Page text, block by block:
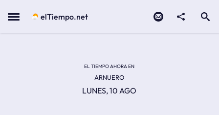
Menu elTiempo.net
EL TIEMPO AHORA EN
ARNUERO
LUNES, 10 AGO